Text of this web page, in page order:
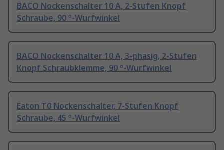
BACO Nockenschalter 10 A, 2-Stufen Knopf
Schraube, 90 °-Wurfwinkel
BACO Nockenschalter 10 A, 3-phasig, 2-Stufen
Knopf Schraubklemme, 90 °-Wurfwinkel
Eaton T0 Nockenschalter, 7-Stufen Knopf
Schraube, 45 °-Wurfwinkel